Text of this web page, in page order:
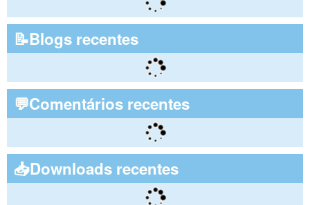
📝Blogs recentes
💬Comentários recentes
📥Downloads recentes